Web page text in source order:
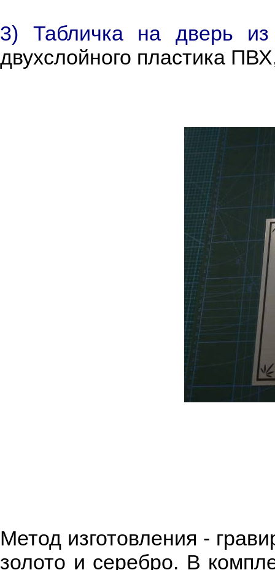
3) Табличка на дверь из
двухслойного пластика
Метод изготовления -
золото и серебро. В